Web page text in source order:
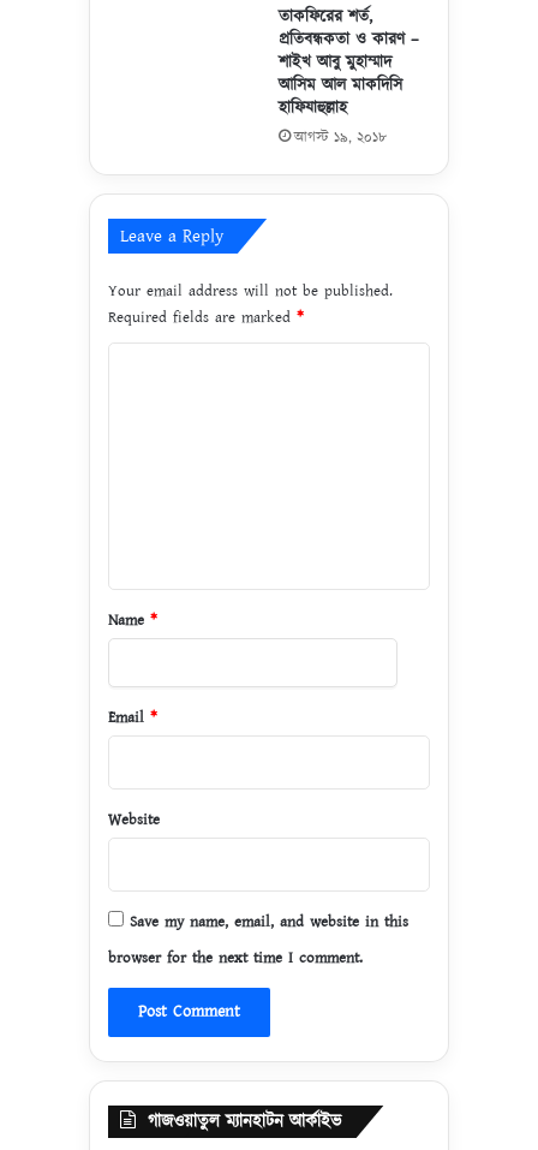
তাকফিরের শর্ত,
প্রতিবন্ধকতা ও কারণ –
শাইখ আবু মুহাম্মাদ
আসিম আল মাকদিসি
হাফিযাহুল্লাহ
আগস্ট ১৯, ২০১৮
Leave a Reply
Your email address will not be published.
Required fields are marked *
*
Name *
Email *
Website
Save my name, email, and website in this
browser for the next time I comment.
গাজওয়াতুল ম্যানহাটন আর্কাইভ